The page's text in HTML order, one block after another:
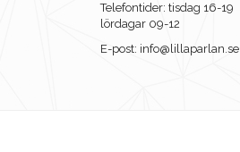
Telefontider: tisdag 16-19
lördagar 09-12
E-post: info@lillaparlan.se